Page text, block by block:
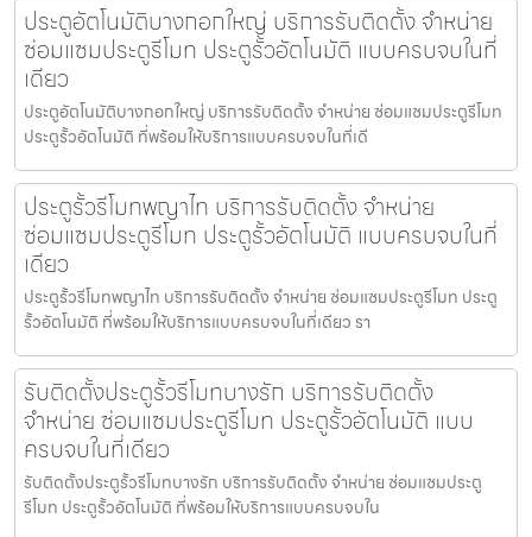
ประตูอัตโนมัติบางกอกใหญ่ บริการรับติดตั้ง จำหน่าย
ซ่อมแซมประตูรีโมท ประตูรั้วอัตโนมัติ แบบครบจบในที่
เดียว
ประตูอัตโนมัติบางกอกใหญ่ บริการรับติดตั้ง จำหน่าย ซ่อมแซมประตูรีโมท
ประตูรั้วอัตโนมัติ ที่พร้อมให้บริการแบบครบจบในที่เดี
ประตูรั้วรีโมทพญาไท บริการรับติดตั้ง จำหน่าย
ซ่อมแซมประตูรีโมท ประตูรั้วอัตโนมัติ แบบครบจบในที่
เดียว
ประตูรั้วรีโมทพญาไท บริการรับติดตั้ง จำหน่าย ซ่อมแซมประตูรีโมท ประตู
รั้วอัตโนมัติ ที่พร้อมให้บริการแบบครบจบในที่เดียว รา
รับติดตั้งประตูรั้วรีโมทบางรัก บริการรับติดตั้ง
จำหน่าย ซ่อมแซมประตูรีโมท ประตูรั้วอัตโนมัติ แบบ
ครบจบในที่เดียว
รับติดตั้งประตูรั้วรีโมทบางรัก บริการรับติดตั้ง จำหน่าย ซ่อมแซมประตู
รีโมท ประตูรั้วอัตโนมัติ ที่พร้อมให้บริการแบบครบจบใน